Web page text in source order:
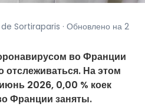
Sortiraparis · Обновлено на 2
во Франции
На этом
2026, 0,00 % коек
Франции заняты.